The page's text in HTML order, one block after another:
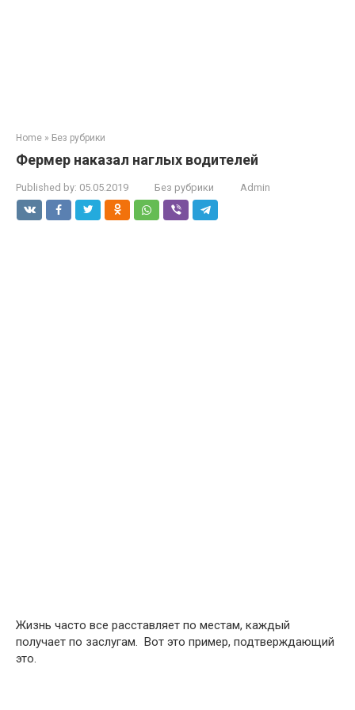
Home » Без рубрики
Фермер наказал наглых водителей
Published by: 05.05.2019 Без рубрики Admin
Жизнь часто все расставляет по местам, каждый
получает по заслугам. Вот это пример, подтверждающий
это.